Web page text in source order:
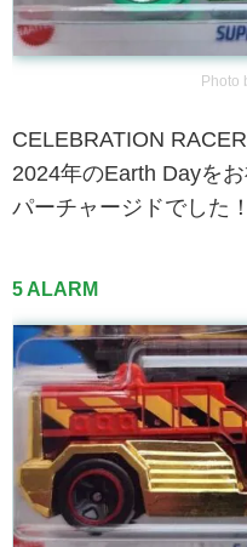
Photo
CELEBRATION
2024年のEarth Dayを
パーチャージドでした！
5 ALARM